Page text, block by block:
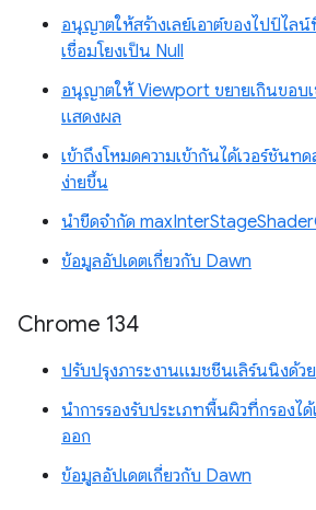
อนุญาตให้สร้างเลย์เอาต์ของไปป์ไลน์
เชื่อมโยงเป็น Null
อนุญาตให้ Viewport ขยายเกินขอบเ
แสดงผล
เข้าถึงโหมดความเข้ากันได้เวอร์ชัน
ง่ายขึ้น
นำขีดจำกัด
ข้อมูลอัปเดตเกี่ยวกับ Dawn
Chrome 134
ปรับปรุงภาระงานแมชชีนเลิร์นนิงด้ว
นำการรองรับประเภทพื้นผิวที่กรอง
ออก
ข้อมูลอัปเดตเกี่ยวกับ Dawn